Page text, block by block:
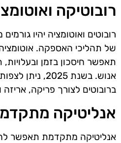
רובוטיקה
רובוטים ואוטומציה יהיו
של תהליכי האספקה.
תאפשר חיסכון בזמן
אנוש. בשנת 2025,
ברובוטים לצורך פריקה,
אנליטיקה
אנליטיקה מתקדמת תאפשר